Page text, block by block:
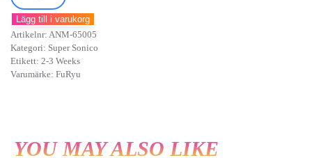
Super
Sonico
(Summer
Memories
Ver.)
mängd
Lägg till i varukorg
Artikelnr: ANM-65005
Kategori: Super Sonico
Etikett: 2-3 Weeks
Varumärke: FuRyu
YOU MAY ALSO LIKE